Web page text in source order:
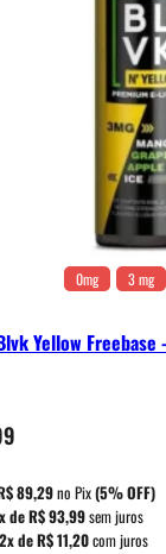
0mg 3 mg
Yellow Freebase
89,29no Pix(5% OFF)
deR$93,99sem juros
deR$11,20com juros